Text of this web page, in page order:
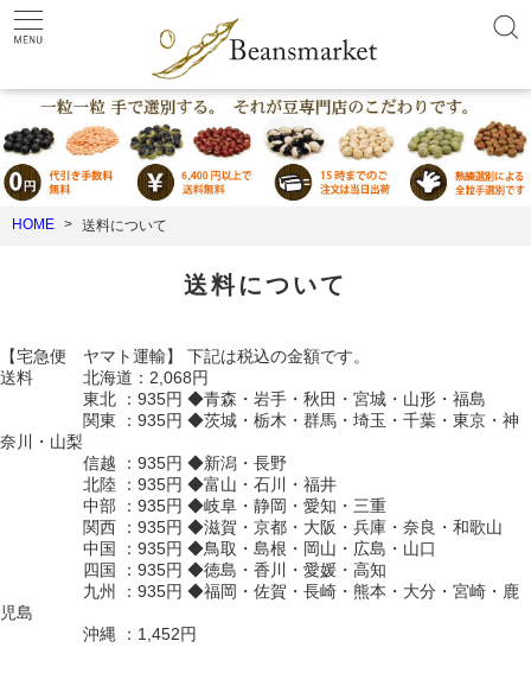
HOME 送料について
送料について
【宅急便 ヤマト運輸】 下記は税込の金額です。
送料 北海道：2,068円
東北 ：935円 ◆青森・岩手・秋田・宮城・山形・福島
関東 ：935円 ◆茨城・栃木・群馬・埼玉・千葉・東京・神
奈川・山梨
信越 ：935円 ◆新潟・長野
北陸 ：935円 ◆富山・石川・福井
中部 ：935円 ◆岐阜・静岡・愛知・三重
関西 ：935円 ◆滋賀・京都・大阪・兵庫・奈良・和歌山
中国 ：935円 ◆鳥取・島根・岡山・広島・山口
四国 ：935円 ◆徳島・香川・愛媛・高知
九州 ：935円 ◆福岡・佐賀・長崎・熊本・大分・宮崎・鹿
児島
沖縄 ：1,452円